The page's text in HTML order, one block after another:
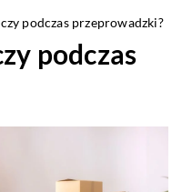
podczas przeprowadzki?
podczas